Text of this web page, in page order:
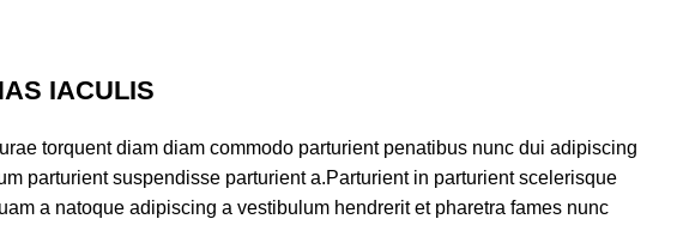
IACULIS
torquent diam diam commodo parturient penatibus nunc dui adipiscing
parturient suspendisse parturient a.Parturient in parturient scelerisque
a natoque adipiscing a vestibulum hendrerit et pharetra fames nunc